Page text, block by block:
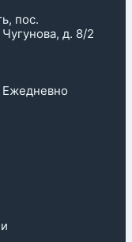
пос.
д. 8/2